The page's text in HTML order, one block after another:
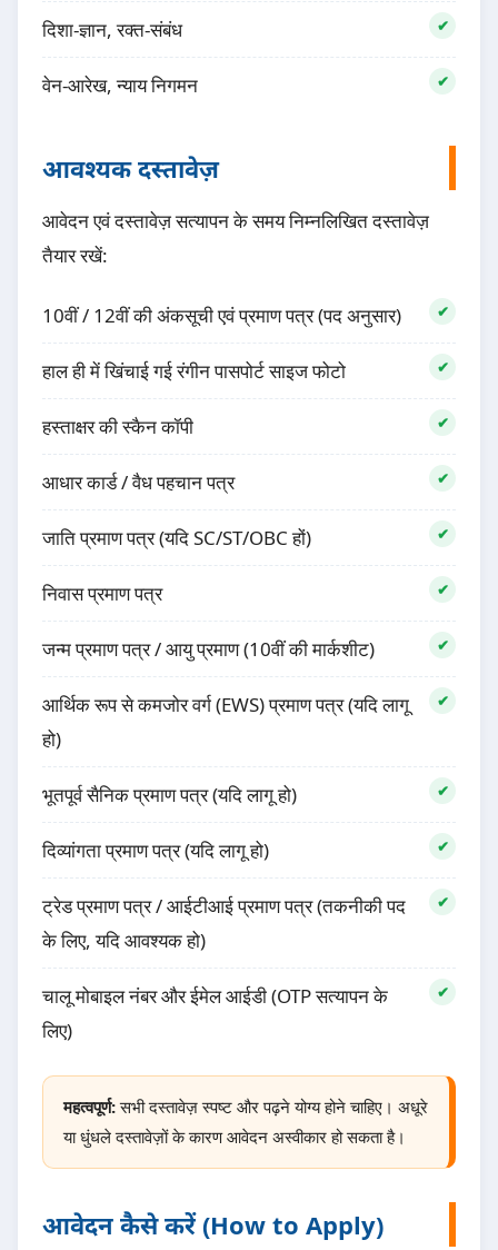
दिशा-ज्ञान, रक्त-संबंध
वेन-आरेख, न्याय निगमन
आवश्यक दस्तावेज़
आवेदन एवं दस्तावेज़ सत्यापन के समय निम्नलिखित दस्तावेज़
तैयार रखें:
10वीं / 12वीं की अंकसूची एवं प्रमाण पत्र (पद अनुसार)
हाल ही में खिंचाई गई रंगीन पासपोर्ट साइज फोटो
हस्ताक्षर की स्कैन कॉपी
आधार कार्ड / वैध पहचान पत्र
जाति प्रमाण पत्र (यदि SC/ST/OBC हों)
निवास प्रमाण पत्र
जन्म प्रमाण पत्र / आयु प्रमाण (10वीं की मार्कशीट)
आर्थिक रूप से कमजोर वर्ग (EWS) प्रमाण पत्र (यदि लागू
हो)
भूतपूर्व सैनिक प्रमाण पत्र (यदि लागू हो)
दिव्यांगता प्रमाण पत्र (यदि लागू हो)
ट्रेड प्रमाण पत्र / आईटीआई प्रमाण पत्र (तकनीकी पद
के लिए, यदि आवश्यक हो)
चालू मोबाइल नंबर और ईमेल आईडी (OTP सत्यापन के
लिए)
महत्वपूर्ण:सभी दस्तावेज़ स्पष्ट और पढ़ने योग्य होने चाहिए। अधूरे
या धुंधले दस्तावेज़ों के कारण आवेदन अस्वीकार हो सकता है।
आवेदन कैसे करें (How to Apply)